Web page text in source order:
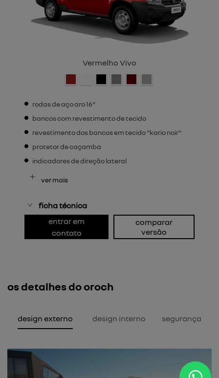
Vermelho Vivo
rodas de aço aro 16"
bancos com revestimento de tecido
revestimento dos bancos em tecido "kario noir"
protetor de caçamba
indicadores de direção lateral
ver mais
ficha técnica
entrar em
contato
comparar
versão
os detalhes do oroch
design externo design interno segurança